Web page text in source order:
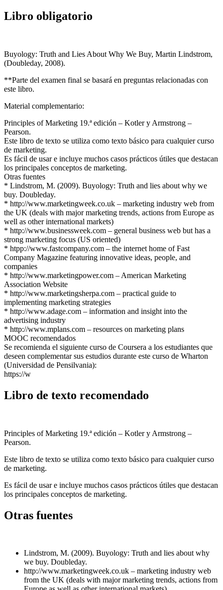
Libro obligatorio
Buyology: Truth and Lies About Why We Buy, Martin Lindstrom,
(Doubleday, 2008).
**Parte del examen final se basará en preguntas relacionadas con
este libro.
Material complementario:
Principles of Marketing 19.ª edición – Kotler y Armstrong –
Pearson.
Este libro de texto se utiliza como texto básico para cualquier curso
de marketing.
Es fácil de usar e incluye muchos casos prácticos útiles que destacan
los principales conceptos de marketing.
Otras fuentes
* Lindstrom, M. (2009). Buyology: Truth and lies about why we
buy. Doubleday.
* http://www.marketingweek.co.uk – marketing industry web from
the UK (deals with major marketing trends, actions from Europe as
well as other international markets)
* http://www.businessweek.com – general business web but has a
strong marketing focus (US oriented)
* htpp://www.fastcompany.com – the internet home of Fast
Company Magazine featuring innovative ideas, people, and
companies
* http://www.marketingpower.com – American Marketing
Association Website
* http://www.marketingsherpa.com – practical guide to
implementing marketing strategies
* http://www.adage.com – information and insight into the
advertising industry
* http://www.mplans.com – resources on marketing plans
MOOC recomendados
Se recomienda el siguiente curso de Coursera a los estudiantes que
deseen complementar sus estudios durante este curso de Wharton
(Universidad de Pensilvania):
https://w
Libro de texto recomendado
Principles of Marketing 19.ª edición – Kotler y Armstrong –
Pearson.
Este libro de texto se utiliza como texto básico para cualquier curso
de marketing.
Es fácil de usar e incluye muchos casos prácticos útiles que destacan
los principales conceptos de marketing.
Otras fuentes
Lindstrom, M. (2009). Buyology: Truth and lies about why
we buy. Doubleday.
http://www.marketingweek.co.uk – marketing industry web
from the UK (deals with major marketing trends, actions from